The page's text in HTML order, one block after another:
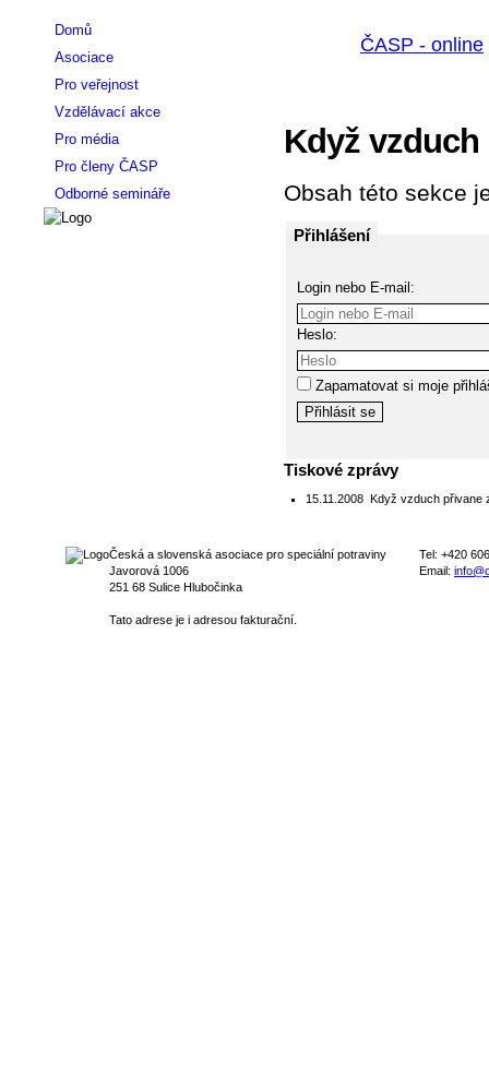
Když
Obsah této sekce
Přihlášení
Login nebo E-mail:
Heslo:
Zapamatovat si moje
Tiskové zprávy
15.11.2008 Když vzduch přivane
Domů
Asociace
Pro veřejnost
Vzdělávací akce
Pro média
Pro členy ČASP
Odborné semináře
Česká a slovenská asociace pro speciální potraviny
Javorová 1006
251 68 Sulice Hlubočinka
Tato adrese je i adresou fakturační.
Tel: +420
Email: